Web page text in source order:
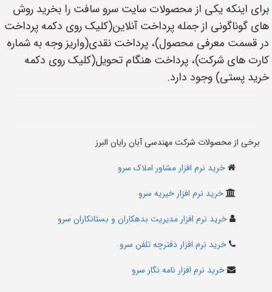
برای اینکه یکی از محصولات سایت سرو سافت را بخرید روش
های گوناگونی از جمله پرداخت آنلاین(کلیک روی دکمه پرداخت
در قسمت معرفی محصول)، پرداخت نقدی(واریز وجه به شماره
کارت های شرکت)، پرداخت هنگام تحویل(کلیک روی دکمه
خرید پستی) وجود دارد.
برخی از محصولات شرکت مهندسی آبان رایان البرز
خرید نرم افزار مشاور املاک سرو
خرید نرم افزار خیریه سرو
خرید نرم افزار مدیریت بدهکاران و بستانکاران سرو
خرید نرم افزار دفترچه تلفن سرو
خرید نرم افزار نامه نگار سرو